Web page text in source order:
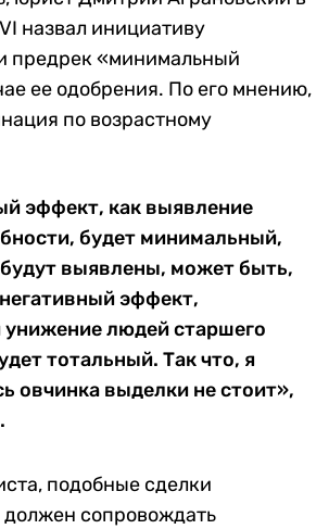
назвал инициативу
предрек «минимальный
ее одобрения. По его мнению,
по возрастному
эффект, как выявление
будет минимальный,
выявлены, может быть,
эффект,
унижение людей старшего
тотальный. Так что, я
овчинка выделки не стоит»,
подобные сделки
сопровождать